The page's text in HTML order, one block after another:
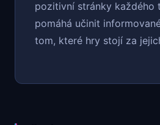
pozitivní stránky každého
pomáhá učinit
tom, které hry stojí za